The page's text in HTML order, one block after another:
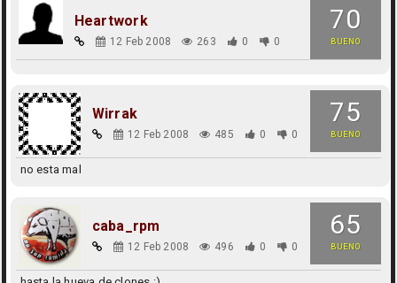
70
BUENO
Heartwork
12 Feb 2008 263 0 0
75
BUENO
Wirrak
12 Feb 2008 485 0 0
no esta mal
65
BUENO
caba_rpm
12 Feb 2008 496 0 0